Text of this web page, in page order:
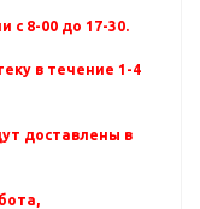
с 8-00 до 17-30.
в течение 1-4
доставлены в